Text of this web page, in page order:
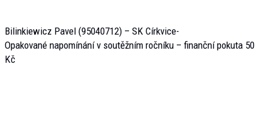
Bilinkiewicz Pavel (95040712) – SK Církvice-
Opakované napomínání v soutěžním ročníku – finanční pokuta 50
Kč